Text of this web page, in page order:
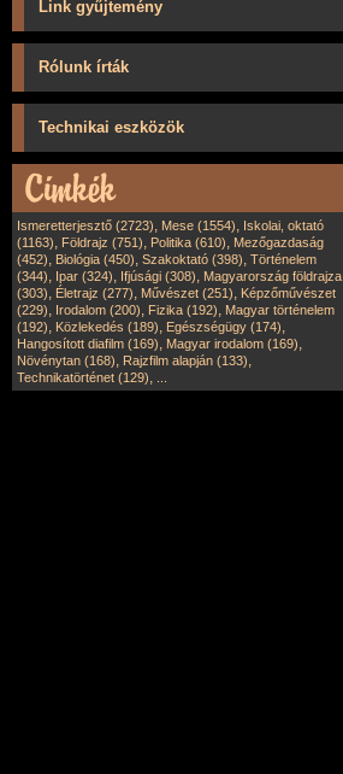
Link gyűjtemény
Rólunk írták
Technikai eszközök
Ismeretterjesztő (2723), Mese (1554), Iskolai, oktató
(1163), Földrajz (751), Politika (610), Mezőgazdaság
(452), Biológia (450), Szakoktató (398), Történelem
(344), Ipar (324), Ifjúsági (308), Magyarország földrajza
(303), Életrajz (277), Művészet (251), Képzőművészet
(229), Irodalom (200), Fizika (192), Magyar történelem
(192), Közlekedés (189), Egészségügy (174),
Hangosított diafilm (169), Magyar irodalom (169),
Növénytan (168), Rajzfilm alapján (133),
Technikatörténet (129),